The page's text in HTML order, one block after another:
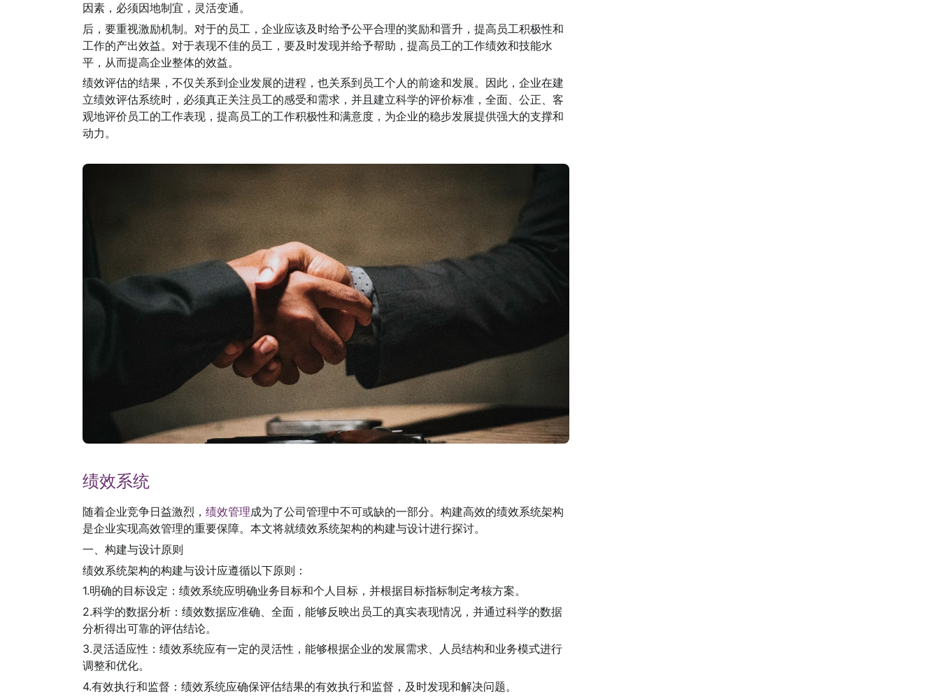
因素，必须因地制宜，灵活变通。
后，要重视激励机制。对于的员工，企业应该及时给予公平合理的奖励和晋升，提高员工积极性和
工作的产出效益。对于表现不佳的员工，要及时发现并给予帮助，提高员工的工作绩效和技能水
平，从而提高企业整体的效益。
绩效评估的结果，不仅关系到企业发展的进程，也关系到员工个人的前途和发展。因此，企业在建
立绩效评估系统时，必须真正关注员工的感受和需求，并且建立科学的评价标准，全面、公正、客
观地评价员工的工作表现，提高员工的工作积极性和满意度，为企业的稳步发展提供强大的支撑和
动力。
绩效系统
随着企业竞争日益激烈， 绩效管理成为了公司管理中不可或缺的一部分。构建高效的绩效系统架构
是企业实现高效管理的重要保障。本文将就绩效系统架构的构建与设计进行探讨。
一、构建与设计原则
绩效系统架构的构建与设计应遵循以下原则：
1.明确的目标设定：绩效系统应明确业务目标和个人目标，并根据目标指标制定考核方案。
2.科学的数据分析：绩效数据应准确、全面，能够反映出员工的真实表现情况，并通过科学的数据
分析得出可靠的评估结论。
3.灵活适应性：绩效系统应有一定的灵活性，能够根据企业的发展需求、人员结构和业务模式进行
调整和优化。
4.有效执行和监督：绩效系统应确保评估结果的有效执行和监督，及时发现和解决问题。